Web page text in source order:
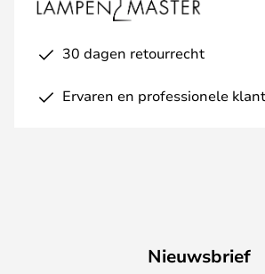
30 dagen retourrecht
Ervaren en professionele
Nieuwsbrief